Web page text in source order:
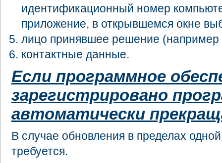
идентификационный номер
приложение, в открывшемся окне
лицо принявшее решение
контактные данные.
Если программное
зарегистрировано
автоматически
В случае обновления в пределах
требуется.